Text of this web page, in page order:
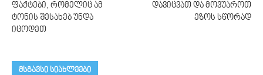
ფაქტები, რომელიც ამ
ტონის შესახებ უნდა
იცოდეთ
დავიცვათ და მოვუაროთ
ეზოს სწორად
მსგავსი სიახლეები